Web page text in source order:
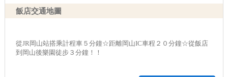
飯店交通地圖
從JR岡山站搭乘計程車５分鐘☆距離岡山IC車程２０分鐘☆從飯店
到岡山後樂園徒步３分鐘！！